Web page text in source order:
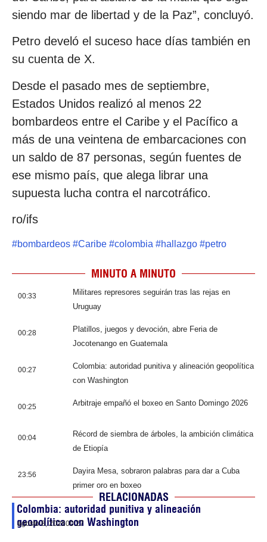
siendo mar de libertad y de la Paz”, concluyó.
Petro develó el suceso hace días también en
su cuenta de X.
Desde el pasado mes de septiembre,
Estados Unidos realizó al menos 22
bombardeos entre el Caribe y el Pacífico a
más de una veintena de embarcaciones con
un saldo de 87 personas, según fuentes de
ese mismo país, que alega librar una
supuesta lucha contra el narcotráfico.
ro/ifs
#bombardeos #Caribe #colombia #hallazgo #petro
MINUTO A MINUTO
00:33
Militares represores seguirán tras las rejas en
Uruguay
00:28
Platillos, juegos y devoción, abre Feria de
Jocotenango en Guatemala
00:27
Colombia: autoridad punitiva y alineación geopolítica
con Washington
00:25 Arbitraje empañó el boxeo en Santo Domingo 2026
00:04
Récord de siembra de árboles, la ambición climática
de Etiopía
23:56
Dayira Mesa, sobraron palabras para dar a Cuba
primer oro en boxeo
RELACIONADAS
Colombia: autoridad punitiva y alineación
geopolítica con Washington
agosto 8, 202600:27